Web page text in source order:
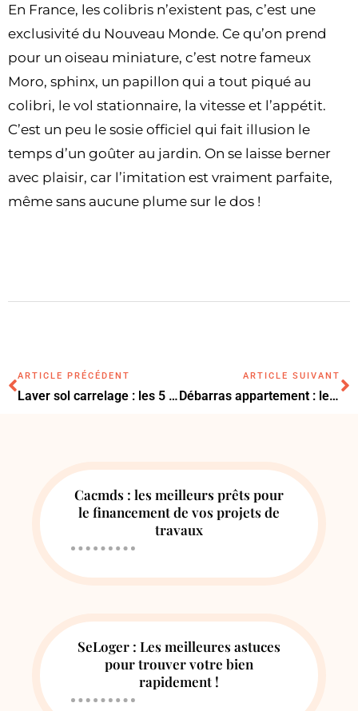
En France, les colibris n’existent pas, c’est une
exclusivité du Nouveau Monde. Ce qu’on prend
pour un oiseau miniature, c’est notre fameux
Moro, sphinx, un papillon qui a tout piqué au
colibri, le vol stationnaire, la vitesse et l’appétit.
C’est un peu le sosie officiel qui fait illusion le
temps d’un goûter au jardin. On se laisse berner
avec plaisir, car l’imitation est vraiment parfaite,
même sans aucune plume sur le dos !
ARTICLE PRÉCÉDENT
Laver sol carrelage : les 5 astuces pour un nettoyage sans traces
ARTICLE SUIVANT
Débarras appartement : le prix selon le volume et les options
Cacmds : les meilleurs prêts pour
le financement de vos projets de
travaux
SeLoger : Les meilleures astuces
pour trouver votre bien
rapidement !